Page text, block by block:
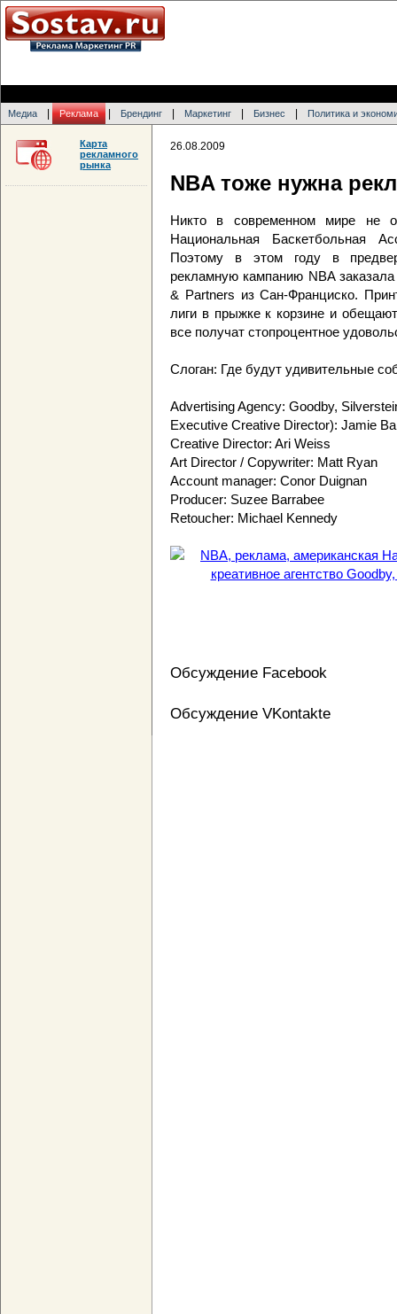
Медиа Реклама Брендинг Маркетинг Бизнес Политика и
26.08.2009
NBA тоже нужна
Никто в современном мире не
Национальная Баскетбольная
Поэтому в этом году в
рекламную кампанию NBA заказала
& Partners из Сан-Франциско.
лиги в прыжке к корзине и
все получат стопроцентное
Слоган: Где будут удивительные
Advertising Agency: Goodby,
Executive Creative Director): Jamie
Creative Director: Ari Weiss
Art Director / Copywriter: Matt Ryan
Account manager: Conor Duignan
Producer: Suzee Barrabee
Retoucher: Michael Kennedy
Обсуждение Facebook
Обсуждение VKontakte
Карта
рекламного
рынка